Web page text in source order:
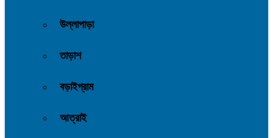
উল্লাপাড়া
তাড়াশ
বড়াইগ্রাম
আত্রাই